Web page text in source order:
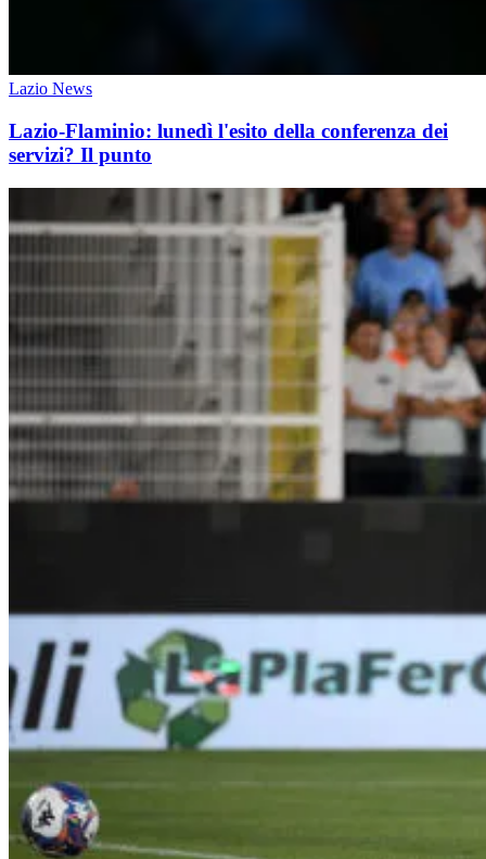
Lazio News
Lazio-Flaminio: lunedì l'esito della conferenza dei
servizi? Il punto